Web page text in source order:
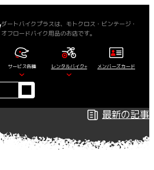
ダートバイクプラスは、モトクロス・ビンテージ・
オフロードバイク用品のお店です。
サービス各種 レンタルバイク+ メンバーズカード
最新の記事